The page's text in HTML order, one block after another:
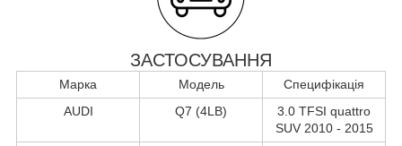
ЗАСТОСУВАННЯ
Марка Модель
Специфікація
AUDI
Q7 (4LB)
3.0 TFSI quattro
SUV 2010 - 2015